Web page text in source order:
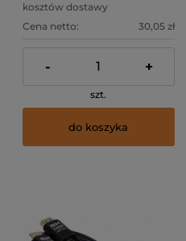
kosztów dostawy
Cena netto:
30,05 zł
- +
szt.
do koszyka